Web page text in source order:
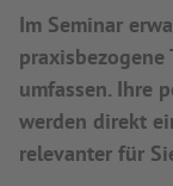
Im Seminar
umfassen. Ihre
werden direkt
relevanter für